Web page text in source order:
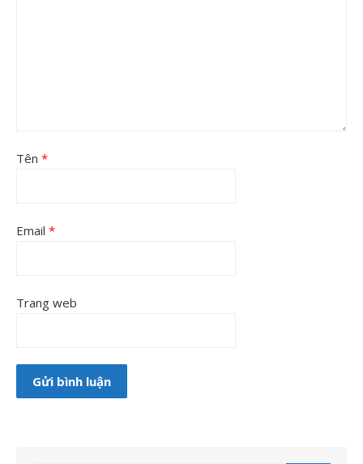
Tên *
Email *
Trang web